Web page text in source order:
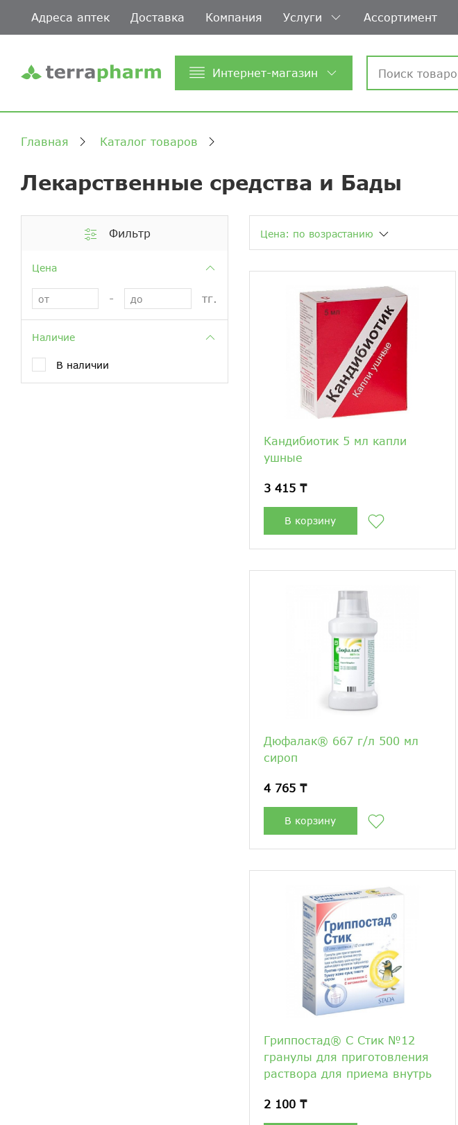
Адреса аптек Доставка Компания Услуги Ассортимент
Интернет-магазин
Главная Каталог товаров
Лекарственные средства и Бады
Фильтр
Цена
- тг.
Наличие
В наличии
Цена: по возрастанию
Кандибиотик 5 мл капли
ушные
3 415 ₸
В корзину
Дюфалак® 667 г/л 500 мл
сироп
4 765 ₸
В корзину
Гриппостад® С Стик №12
гранулы для приготовления
раствора для приема внутрь
2 100 ₸